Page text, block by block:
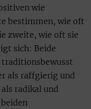
wie
bestimmen, wie oft
zweite, wie oft sie
sich: Beide
traditionsbewusst
als raffgierig und
radikal und